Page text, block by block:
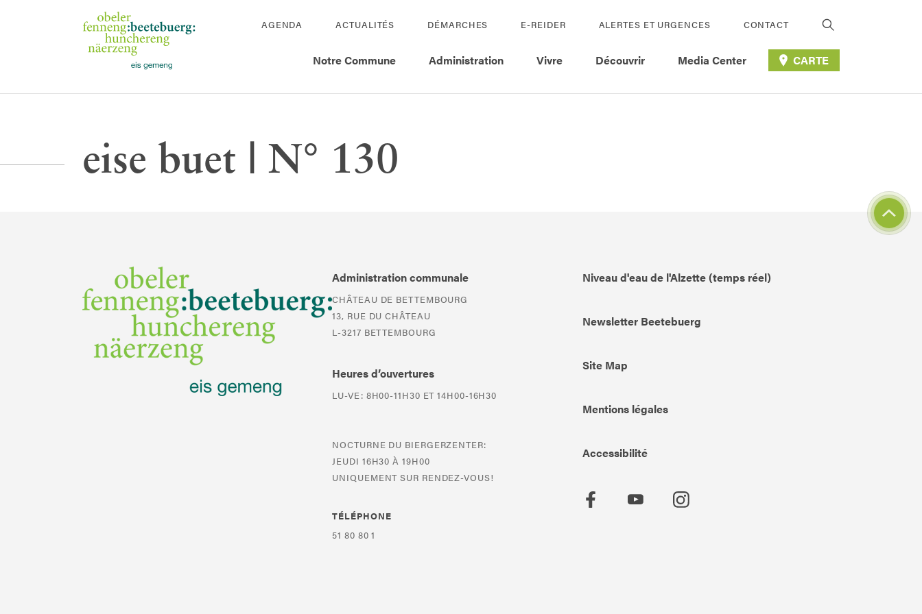
AGENDA ACTUALITÉS DÉMARCHES E-REIDER ALERTES ET URGENCES CONTACT
Notre Commune Administration Vivre Découvrir Media Center CARTE
eise buet | N° 130
Administration communale
CHÂTEAU DE BETTEMBOURG
13, RUE DU CHÂTEAU
L-3217 BETTEMBOURG
Heures d’ouvertures
LU-VE: 8H00-11H30 ET 14H00-16H30
NOCTURNE DU BIERGERZENTER:
JEUDI 16H30 À 19H00
UNIQUEMENT SUR RENDEZ-VOUS!
TÉLÉPHONE
51 80 80 1
Niveau d'eau de l'Alzette (temps réel)
Newsletter Beetebuerg
Site Map
Mentions légales
Accessibilité